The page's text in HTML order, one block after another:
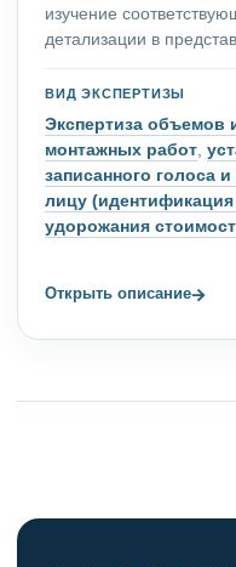
изучение
детализации в
ВИД ЭКСПЕРТИЗЫ
Экспертиза объемов
монтажных работ,
записанного голоса
лицу
удорожания
Открыть описание→